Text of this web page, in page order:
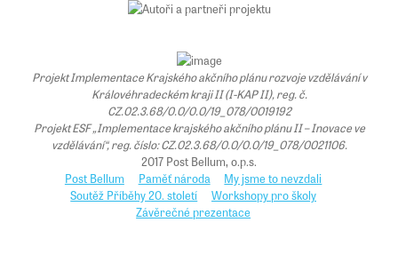
Projekt Implementace Krajského akčního plánu rozvoje vzdělávání v
Královéhradeckém kraji II (I-KAP II), reg. č.
CZ.02.3.68/0.0/0.0/19_078/0019192
Projekt ESF „Implementace krajského akčního plánu II – Inovace ve
vzdělávání“, reg. číslo: CZ.02.3.68/0.0/0.0/19_078/0021106.
2017 Post Bellum, o.p.s.
Post Bellum
Paměť národa
My jsme to nevzdali
Soutěž Příběhy 20. století
Workshopy pro školy
Závěrečné prezentace